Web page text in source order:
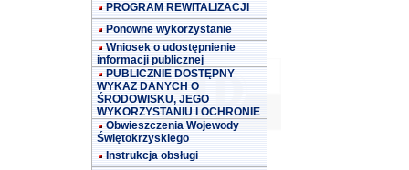
PROGRAM REWITALIZACJI
Ponowne wykorzystanie
Wniosek o udostępnienie
informacji publicznej
PUBLICZNIE DOSTĘPNY
WYKAZ DANYCH O
ŚRODOWISKU, JEGO
WYKORZYSTANIU I OCHRONIE
Obwieszczenia Wojewody
Świętokrzyskiego
Instrukcja obsługi